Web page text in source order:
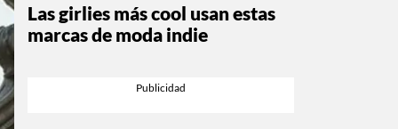
Las girlies más cool usan estas
marcas de moda indie